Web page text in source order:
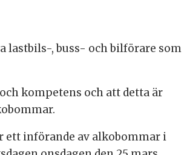
lastbils-, buss- och bilförare som
kompetens och att detta är
ett införande av alkobommar i